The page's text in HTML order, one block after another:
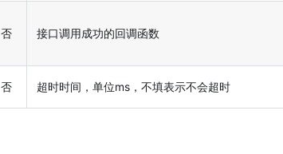
否 接口调用成功的回调函数
否 超时时间，单位ms，不填表示不会超时